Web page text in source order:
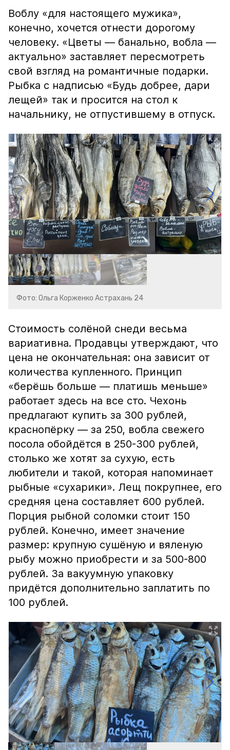
Воблу «для настоящего мужика»,
конечно, хочется отнести дорогому
человеку. «Цветы — банально, вобла —
актуально» заставляет пересмотреть
свой взгляд на романтичные подарки.
Рыбка с надписью «Будь добрее, дари
лещей» так и просится на стол к
начальнику, не отпустившему в отпуск.
Фото: Ольга Корженко Астрахань 24
Стоимость солёной снеди весьма
вариативна. Продавцы утверждают, что
цена не окончательная: она зависит от
количества купленного. Принцип
«берёшь больше — платишь меньше»
работает здесь на все сто. Чехонь
предлагают купить за 300 рублей,
краснопёрку — за 250, вобла свежего
посола обойдётся в 250-300 рублей,
столько же хотят за сухую, есть
любители и такой, которая напоминает
рыбные «сухарики». Лещ покрупнее, его
средняя цена составляет 600 рублей.
Порция рыбной соломки стоит 150
рублей. Конечно, имеет значение
размер: крупную сушёную и вяленую
рыбу можно приобрести и за 500-800
рублей. За вакуумную упаковку
придётся дополнительно заплатить по
100 рублей.